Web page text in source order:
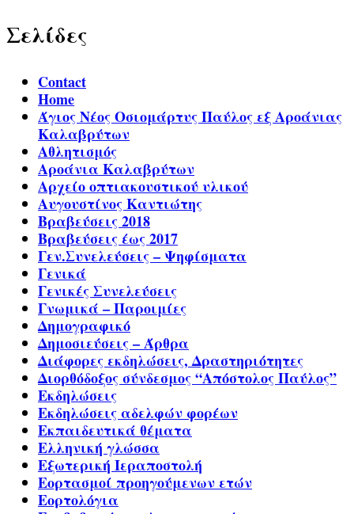
Σελίδες
Contact
Home
Άγιος Νέος Οσιομάρτυς Παύλος εξ Αροάνιας
Καλαβρύτων
Αθλητισμός
Αροάνια Καλαβρύτων
Αρχείο οπτιακουστικού υλικού
Αυγουστίνος Καντιώτης
Βραβεύσεις 2018
Βραβεύσεις έως 2017
Γεν.Συνελεύσεις – Ψηφίσματα
Γενικά
Γενικές Συνελεύσεις
Γνωμικά – Παροιμίες
Δημογραφικό
Δημοσιεύσεις – Άρθρα
Διάφορες εκδηλώσεις, Δραστηριότητες
Διορθόδοξος σύνδεσμος “Απόστολος Παύλος”
Εκδηλώσεις
Εκδηλώσεις αδελφών φορέων
Εκπαιδευτικά θέματα
Ελληνική γλώσσα
Εξωτερική Ιεραποστολή
Εορτασμοί προηγούμενων ετών
Εορτολόγια